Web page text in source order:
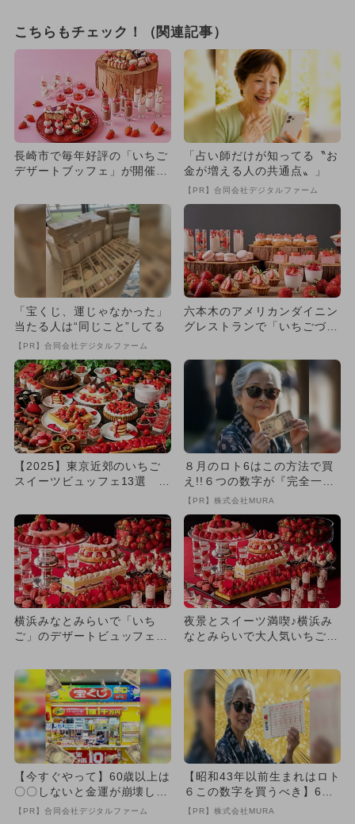
こちらもチェック！（関連記事）
長崎市で毎年好評の「いちご
デザートブッフェ」が開催！
「占い師だけが知ってる〝お
金が増える人の共通点〟」
【PR】合同会社デジタルファーム
「宝くじ、運じゃなかった」
当たる人は“同じこと”してる
【PR】合同会社デジタルファーム
六本木のアメリカンダイニン
グレストランで「いちごづく
【2025】東京近郊のいちご
スイーツビュッフェ13選 3
８月のロト6はこの方法で買
え!!６つの数字が『完全一
致』する方法
【PR】株式会社MURA
横浜みなとみらいで「いち
ご」のデザートビュッフェ
夜景とスイーツ満喫♪横浜み
なとみらいで大人気いちごブ
る！
【今すぐやって】60歳以上は
〇〇しないと金運が崩壊しま
す
【PR】合同会社デジタルファーム
【昭和43年以前生まれはロト
６この数字を買うべき】6つ
の数字が「完全一致」する
【PR】株式会社MURA